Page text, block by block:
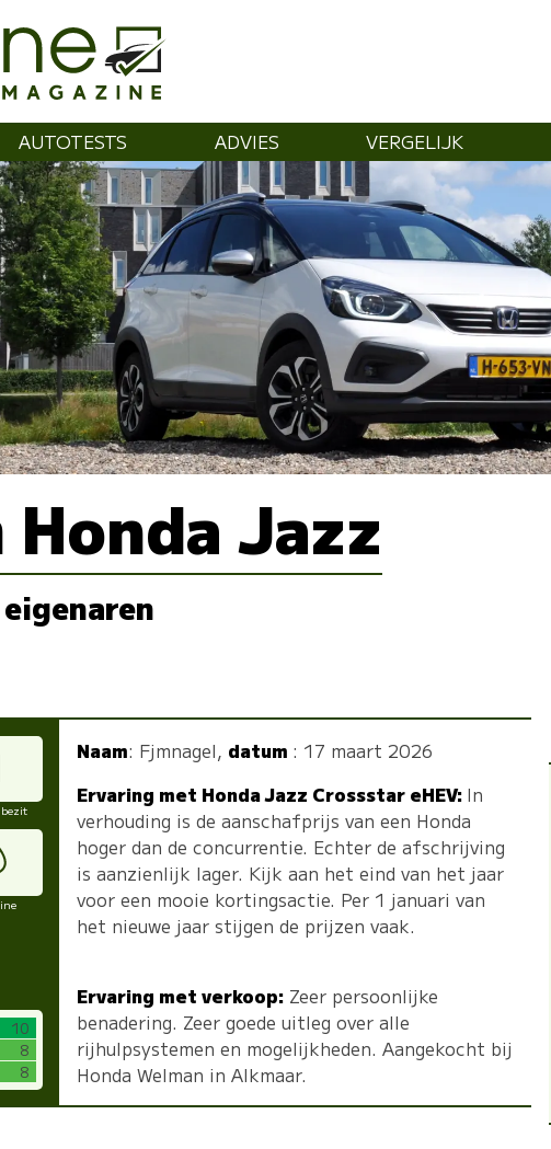
AUTOTESTS ADVIES VERGELIJK
Jazz
10
8
8
Naam: Fjmnagel, datum : 17 maart 2026
Ervaring met Honda Jazz Crossstar eHEV: In
verhouding is de aanschafprijs van een Honda
hoger dan de concurrentie. Echter de afschrijving
is aanzienlijk lager. Kijk aan het eind van het jaar
voor een mooie kortingsactie. Per 1 januari van
het nieuwe jaar stijgen de prijzen vaak.
Ervaring met verkoop:Zeer persoonlijke
benadering. Zeer goede uitleg over alle
rijhulpsystemen en mogelijkheden. Aangekocht bij
Honda Welman in Alkmaar.